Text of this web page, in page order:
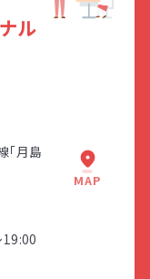
合わせ
ル
「月島
MAP
力
過敏性
見つける
増えた！
え方が分か
！
ことで、イ
が増えた！
ようになる
反抗的だ
に向けて
ブン(裏口)を
口があります。